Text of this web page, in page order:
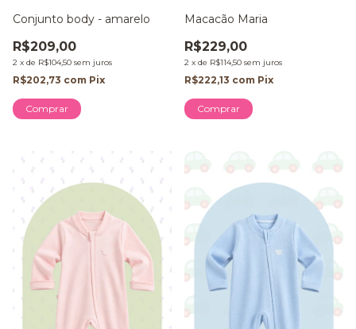
Conjunto body - amarelo
R$209,00
2 x de R$104,50 sem juros
R$202,73 com Pix
Comprar
Macacão Maria
R$229,00
2 x de R$114,50 sem juros
R$222,13 com Pix
Comprar